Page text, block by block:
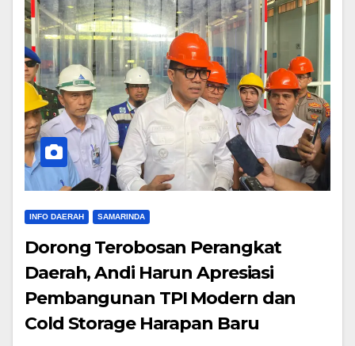
INFO DAERAH SAMARINDA
Dorong Terobosan Perangkat
Daerah, Andi Harun Apresiasi
Pembangunan TPI Modern dan
Cold Storage Harapan Baru